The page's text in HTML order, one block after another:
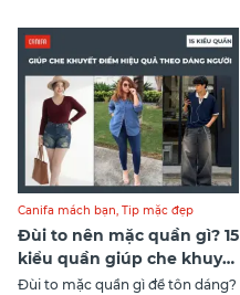
quản.
Canifa mách bạn, Tip mặc đẹp
Đùi to nên mặc quần gì? 15
kiểu quần giúp che khuyết
điểm, tôn dáng
Đùi to mặc quần gì để tôn dáng?